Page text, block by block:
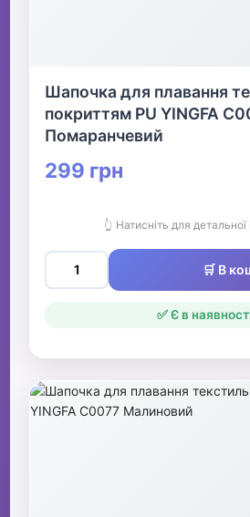
Шапочка для плавання
покриттям PU YINGFA
Помаранчевий
299 грн
👆 Натисніть для детальної
🛒 В
✅ Є в